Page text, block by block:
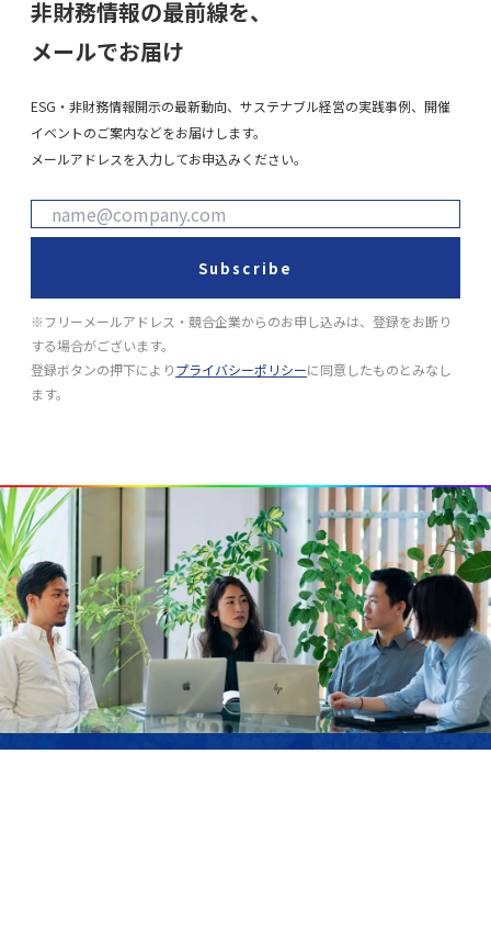
非財務情報の最前線を、
メールでお届け
ESG・非財務情報開示の最新動向、サステナブル経営の実践事例、開催
イベントのご案内などをお届けします。
メールアドレスを入力してお申込みください。
Subscribe
※フリーメールアドレス・競合企業からのお申し込みは、登録をお断り
する場合がございます。
登録ボタンの押下によりプライバシーポリシーに同意したものとみなし
ます。